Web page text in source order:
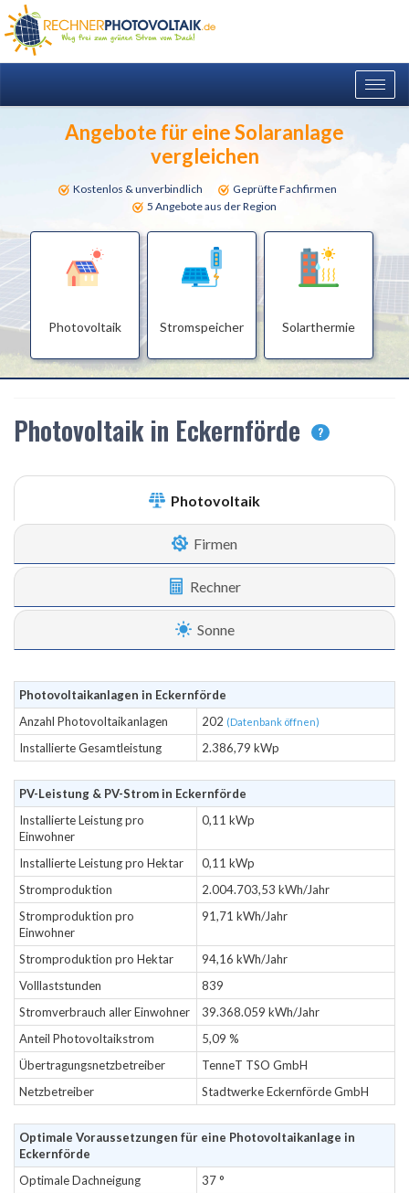
Angebote für eine Solaranlage
vergleichen
Kostenlos & unverbindlich
Geprüfte Fachfirmen
5 Angebote aus der Region
Photovoltaik Stromspeicher Solarthermie
Photovoltaik in Eckernförde ?
Photovoltaik
Firmen
Rechner
Sonne
Photovoltaikanlagen in Eckernförde
Anzahl Photovoltaikanlagen
202 (Datenbank öffnen)
Installierte Gesamtleistung 2.386,79 kWp
PV-Leistung & PV-Strom in Eckernförde
Installierte Leistung pro
Einwohner
0,11 kWp
Installierte Leistung pro Hektar
0,11 kWp
Stromproduktion
2.004.703,53 kWh/Jahr
Stromproduktion pro
Einwohner
91,71 kWh/Jahr
Stromproduktion pro Hektar
94,16 kWh/Jahr
Volllaststunden
839
Stromverbrauch aller Einwohner
39.368.059 kWh/Jahr
Anteil Photovoltaikstrom
5,09 %
Übertragungsnetzbetreiber
TenneT TSO GmbH
Netzbetreiber
Stadtwerke Eckernförde GmbH
Optimale Voraussetzungen für eine Photovoltaikanlage in
Eckernförde
Optimale Dachneigung
37 °